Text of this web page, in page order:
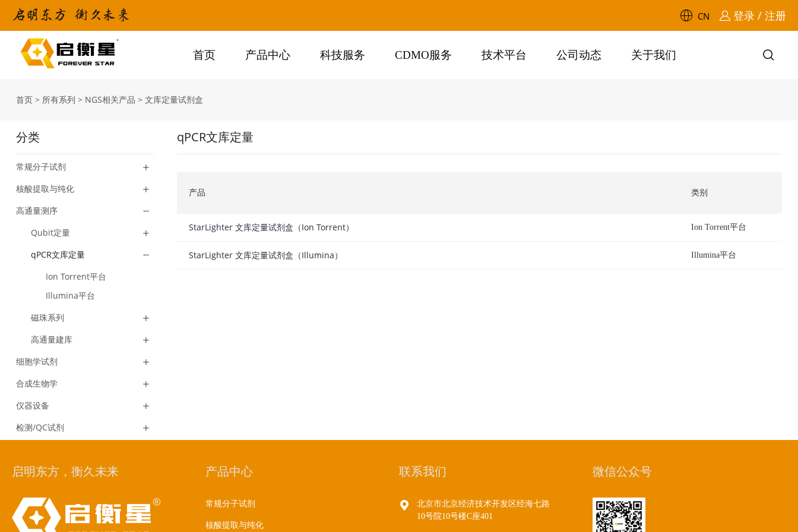
CN 登录 / 注册
首页 产品中心 科技服务 CDMO服务 技术平台 公司动态 关于我们
首页> 所有系列 > NGS相关产品 > 文库定量试剂盒
分类
常规分子试剂
核酸提取与纯化
高通量测序
Qubit定量
qPCR文库定量
Ion Torrent平台
Illumina平台
磁珠系列
高通量建库
细胞学试剂
合成生物学
仪器设备
检测/QC试剂
qPCR文库定量
产品 类别
StarLighter 文库定量试剂盒（Ion Torrent） Ion Torrent平台
StarLighter 文库定量试剂盒（Illumina） Illumina平台
启明东方，衡久未来 产品中心
常规分子试剂
核酸提取与纯化
联系我们
北京市北京经济技术开发区经海七路
10号院10号楼C座401
微信公众号